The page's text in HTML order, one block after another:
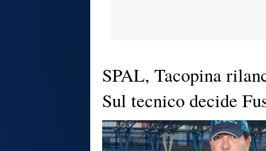
SPAL, Tacopina
Sul tecnico decide